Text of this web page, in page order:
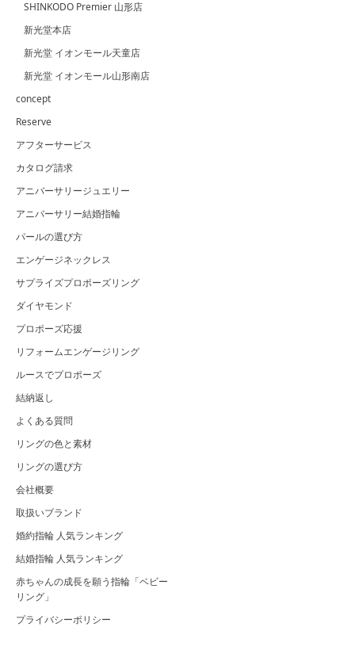
SHINKODO Premier 山形店
新光堂本店
新光堂 イオンモール天童店
新光堂 イオンモール山形南店
concept
Reserve
アフターサービス
カタログ請求
アニバーサリージュエリー
アニバーサリー結婚指輪
パールの選び方
エンゲージネックレス
サプライズプロポーズリング
ダイヤモンド
プロポーズ応援
リフォームエンゲージリング
ルースでプロポーズ
結納返し
よくある質問
リングの色と素材
リングの選び方
会社概要
取扱いブランド
婚約指輪 人気ランキング
結婚指輪 人気ランキング
赤ちゃんの成長を願う指輪「ベビー
リング」
プライバシーポリシー